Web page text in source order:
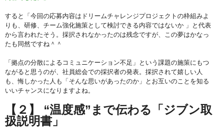
すると「今回の応募内容はドリームチャレンジプロジェクトの枠組みよ
りも、研修、チーム強化施策として検討できる内容ではないか 」と代表
から言われたそう。採択されなかったのは残念ですが、この夢はかなっ
たも同然ですね＾＾
「拠点の分散によるコミュニケーション不足」という課題の施策にもつ
ながると思うのが、社員総会での採択者の発表。採択されて嬉しい人
も、悔しかった人も「そんな思いがあったのか」とお互いのことを知る
いいチャンスになりますよね。
【２】 “温度感”まで伝わる「ジブン取
扱説明書」